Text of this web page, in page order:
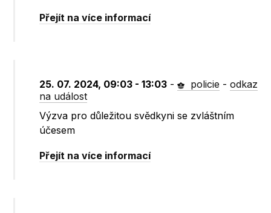
Přejít na více informací
25. 07. 2024, 09:03 - 13:03 - policie -odkaz
na událost
Výzva pro důležitou svědkyni se zvláštním
účesem
Přejít na více informací